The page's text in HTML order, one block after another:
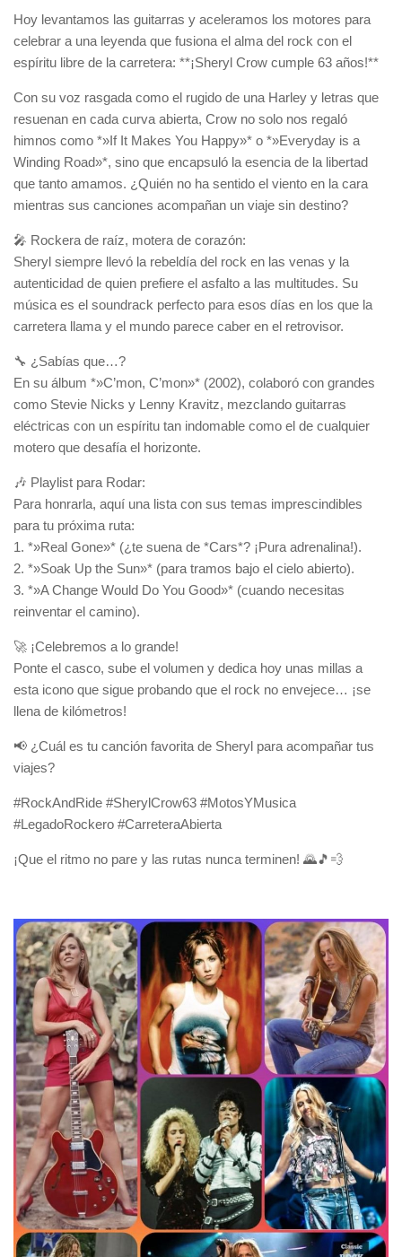
Hoy levantamos las guitarras y aceleramos los motores para
celebrar a una leyenda que fusiona el alma del rock con el
espíritu libre de la carretera: **¡Sheryl Crow cumple 63 años!**
Con su voz rasgada como el rugido de una Harley y letras que
resuenan en cada curva abierta, Crow no solo nos regaló
himnos como *»If It Makes You Happy»* o *»Everyday is a
Winding Road»*, sino que encapsuló la esencia de la libertad
que tanto amamos. ¿Quién no ha sentido el viento en la cara
mientras sus canciones acompañan un viaje sin destino?
🎤 Rockera de raíz, motera de corazón:
Sheryl siempre llevó la rebeldía del rock en las venas y la
autenticidad de quien prefiere el asfalto a las multitudes. Su
música es el soundrack perfecto para esos días en los que la
carretera llama y el mundo parece caber en el retrovisor.
🔧 ¿Sabías que…?
En su álbum *»C’mon, C’mon»* (2002), colaboró con grandes
como Stevie Nicks y Lenny Kravitz, mezclando guitarras
eléctricas con un espíritu tan indomable como el de cualquier
motero que desafía el horizonte.
🎶 Playlist para Rodar:
Para honrarla, aquí una lista con sus temas imprescindibles
para tu próxima ruta:
1. *»Real Gone»* (¿te suena de *Cars*? ¡Pura adrenalina!).
2. *»Soak Up the Sun»* (para tramos bajo el cielo abierto).
3. *»A Change Would Do You Good»* (cuando necesitas
reinventar el camino).
🚀 ¡Celebremos a lo grande!
Ponte el casco, sube el volumen y dedica hoy unas millas a
esta icono que sigue probando que el rock no envejece… ¡se
llena de kilómetros!
📢 ¿Cuál es tu canción favorita de Sheryl para acompañar tus
viajes?
#RockAndRide #SherylCrow63 #MotosYMusica
#LegadoRockero #CarreteraAbierta
¡Que el ritmo no pare y las rutas nunca terminen! 🌄🎵💨